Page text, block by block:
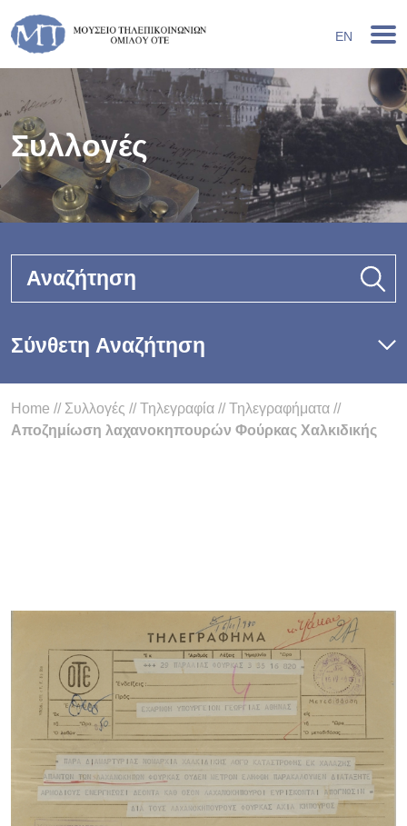
EN
Συλλογές
Αναζήτηση
Σύνθετη Αναζήτηση
Home // Συλλογές //Τηλεγραφία //Τηλεγραφήματα //
Αποζημίωση λαχανοκηπουρών Φούρκας Χαλκιδικής